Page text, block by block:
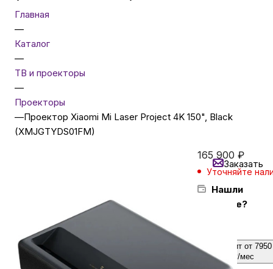
Фототехника
ТВ и проекторы
Красота и здоровье
Главная
—
Каталог
—
ТВ и проекторы
—
Проекторы
—Проектор Xiaomi Mi Laser Project 4K 150", Black
(XMJGTYDS01FM)
165 900 ₽
Уточняйте
Нашли
дешевле?
Заказать
Кредит от 7950
₽/мес